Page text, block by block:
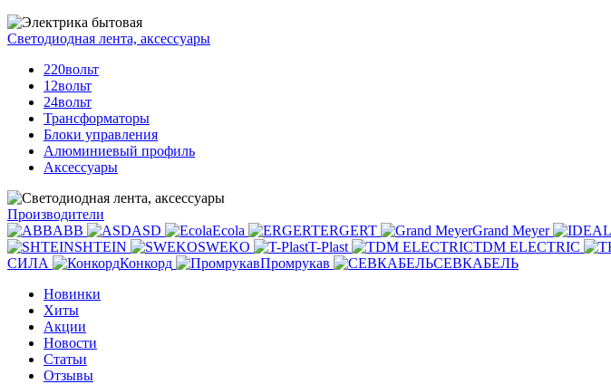
Светодиодная лента, аксессуары
220вольт
12вольт
24вольт
Трансформаторы
Блоки управления
Алюминиевый профиль
Аксессуары
Производители
ABB
ASD Ecola ERGERT Grand Meyer
SHTEIN
SWEKO T-Plast TDM ELECTRIC
СИЛА
Конкорд Промрукав
СЕВКАБЕЛЬ
Новинки
Хиты
Акции
Новости
Статьи
Отзывы